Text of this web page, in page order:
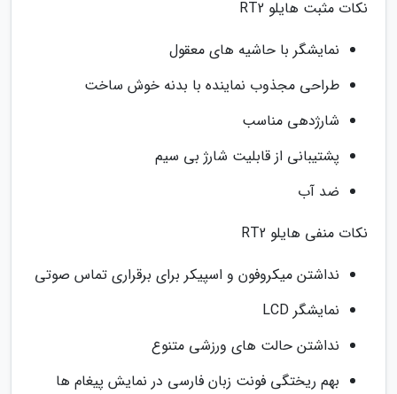
نکات مثبت هایلو RT2
نمایشگر با حاشیه های معقول
طراحی مجذوب نماینده با بدنه خوش ساخت
شارژدهی مناسب
پشتیبانی از قابلیت شارژ بی سیم
ضد آب
نکات منفی هایلو RT2
نداشتن میکروفون و اسپیکر برای برقراری تماس صوتی
نمایشگر LCD
نداشتن حالت های ورزشی متنوع
بهم ریختگی فونت زبان فارسی در نمایش پیغام ها